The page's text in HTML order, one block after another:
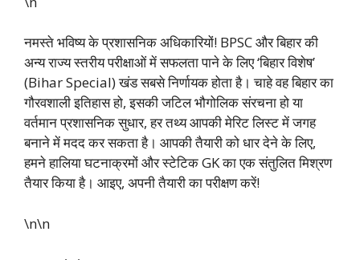
नमस्ते भविष्य के प्रशासनिक अधिकारियों! BPSC और बिहार की
अन्य राज्य स्तरीय परीक्षाओं में सफलता पाने के लिए ‘बिहार विशेष’
(Bihar Special) खंड सबसे निर्णायक होता है। चाहे वह बिहार का
गौरवशाली इतिहास हो, इसकी जटिल भौगोलिक संरचना हो या
वर्तमान प्रशासनिक सुधार, हर तथ्य आपकी मेरिट लिस्ट में जगह
बनाने में मदद कर सकता है। आपकी तैयारी को धार देने के लिए,
हमने हालिया घटनाक्रमों और स्टेटिक GK का एक संतुलित मिश्रण
तैयार किया है। आइए, अपनी तैयारी का परीक्षण करें!
\n\n